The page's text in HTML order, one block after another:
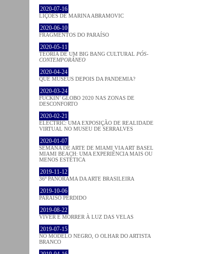
2020-07-16
LIÇÕES DE MARINA ABRAMOVIC
2020-06-10
FRAGMENTOS DO PARAÍSO
2020-05-11
TEORIA DE UM BIG BANG CULTURAL PÓS-
CONTEMPORÂNEO
2020-04-24
QUE MUSEUS DEPOIS DA PANDEMIA?
2020-03-24
FUCKIN’ GLOBO 2020 NAS ZONAS DE
DESCONFORTO
2020-02-21
ELECTRIC: UMA EXPOSIÇÃO DE REALIDADE
VIRTUAL NO MUSEU DE SERRALVES
2020-01-07
SEMANA DE ARTE DE MIAMI VIA ART BASEL
MIAMI BEACH: UMA EXPERIÊNCIA MAIS OU
MENOS ESTÉTICA
2019-11-12
36º PANORAMA DA ARTE BRASILEIRA
2019-10-06
PARAÍSO PERDIDO
2019-08-22
VIVER E MORRER À LUZ DAS VELAS
2019-07-15
NO MODELO NEGRO, O OLHAR DO ARTISTA
BRANCO